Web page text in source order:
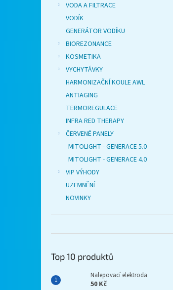
VODA A FILTRACE
VODÍK
GENERÁTOR VODÍKU
BIOREZONANCE
KOSMETIKA
VYCHYTÁVKY
HARMONIZAČNÍ KOULE AWL
ANTIAGING
TERMOREGULACE
INFRA RED THERAPY
ČERVENÉ PANELY
MITOLIGHT - GENERACE 5.0
MITOLIGHT - GENERACE 4.0
VIP VÝHODY
UZEMNĚNÍ
NOVINKY
Top 10 produktů
Nalepovací elektroda
50 Kč